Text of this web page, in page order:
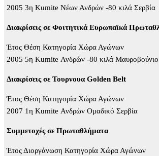
2005 3η Kumite Νέων Ανδρών -80 κιλά Σερβία
Διακρίσεις σε Φοιτητικά Ευρωπαϊκά
Έτος Θέση Κατηγορία Χώρα Αγώνων
2005 5η Kumite Ανδρών -80 κιλά Μαυροβούνιο
Διακρίσεις σε Τουρνουα Golden Belt
Έτος Θέση Κατηγορία Χώρα Αγώνων
2007 1η Kumite Ανδρών Ομαδικό Σερβία
Συμμετοχές σε Πρωταθλήματα
Έτος Διοργάνωση Κατηγορία Χώρα Αγώνων